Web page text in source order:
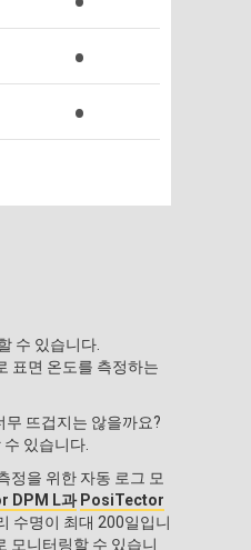
•
•
수 있습니다.
표면 온도를 측정하는
무 뜨겁지는 않을까요?
있습니다.
정을 위한 자동 로그 모
DPM L과 PosiTector
수명이 최대 200일입니
모니터링할 수 있습니